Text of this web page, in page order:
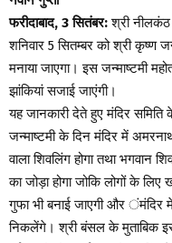
नवीन गुप्ता
फरीदाबाद, 3 सितंबर:श्री नीलकंठ
शनिवार 5 सितम्बर को श्री कृष्ण
मनाया जाएगा। इस जन्माष्टमी
झांकियां सजाई जाएंगी।
यह जानकारी देते हुए मंदिर
जन्माष्टमी के दिन मंदिर में
वाला शिवलिंग होगा तथा भगवान
का जोड़ा होगा जोकि लोगों के
गुफा भी बनाई जाएगी और